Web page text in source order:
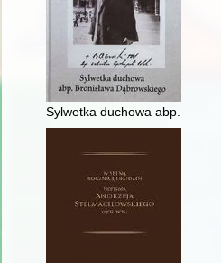
Sylwetka duchowa abp.